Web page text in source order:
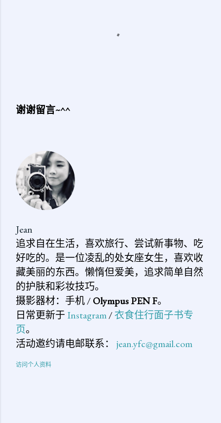
论
谢谢留言~^^
Jean
追求自在生活，喜欢旅行、尝试新事物、吃
好吃的。是一位凌乱的处女座女生，喜欢收
藏美丽的东西。懒惰但爱美，追求简单自然
的护肤和彩妆技巧。
摄影器材：手机 /Olympus PEN F。
日常更新于 Instagram/衣食住行面子书专
页。
活动邀约请电邮联系： jean.yfc@gmail.com
访问个人资料